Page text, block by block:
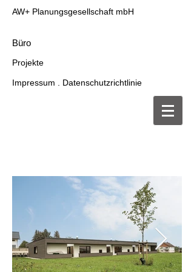
AW+ Planungsgesellschaft mbH
Büro
Projekte
Impressum . Datenschutzrichtlinie